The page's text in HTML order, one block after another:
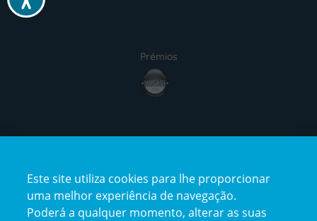
Prémios
award4
certification2certification3
Este site utiliza cookies para lhe proporcionar
uma melhor experiência de navegação.
Poderá a qualquer momento, alterar as suas